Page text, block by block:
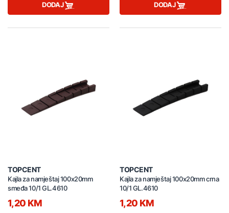
DODAJ DODAJ
TOPCENT
Kajla za namještaj 100x20mm
smeđa 10/1 GL.4610
1,20 KM
TOPCENT
Kajla za namještaj 100x20mm crna
10/1 GL.4610
1,20 KM